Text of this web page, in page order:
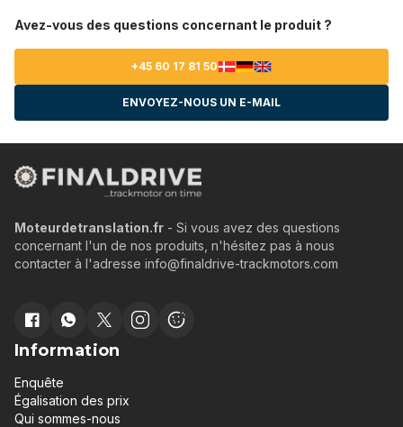
Avez-vous des questions concernant le produit ?
+45 60 17 81 50
ENVOYEZ-NOUS UN E-MAIL
Moteurdetranslation.fr - Si vous avez des questions
concernant l'un de nos produits, n'hésitez pas à nous
contacter à l'adresse info@finaldrive-trackmotors.com
Information
Enquête
Égalisation des prix
Qui sommes-nous